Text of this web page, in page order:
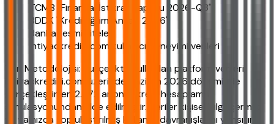
TCMB "Finansal İstikrar Raporu 2026-Q3"
BDDK "Kredi Eğilim Anketi 2026"
Banka resmi siteleri
ihtiyackredisi.com kullanıcı deneyimi verileri
Veri Metodolojisi: Bu içerikte kullanılan platform verileri,
ihtiyackredisi.com üzerinde Haziran 2026 döneminde
gerçekleştirilen 2.872 anonim kredi hesaplama
simülasyonundan elde edilmiştir. Veriler kişisel bilgi içermez
ve yalnızca toplulaştırılmış kullanıcı davranışlarını yansıtır.